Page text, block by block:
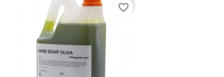
favorite_border